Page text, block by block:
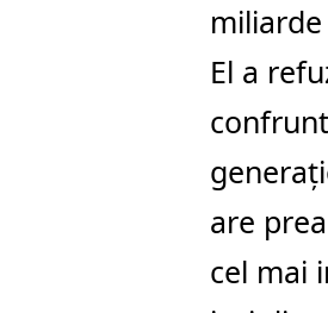
El a
are
cel mai